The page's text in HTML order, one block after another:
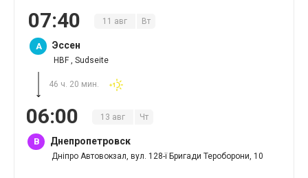
07:40 11 авг Вт
A Эссен
HBF , Sudseite
46 ч. 20 мин.
06:00 13 авг Чт
B Днепропетровск
Дніпро Автовокзал, вул. 128-ї Бригади Тероборони, 10